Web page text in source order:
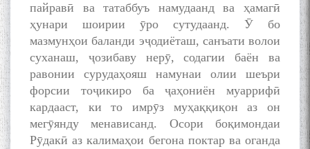
пайравӣ ва татаббуъ намудаанд ва ҳамагӣ
ҳунари шоирии ӯро сутудаанд. Ӯ бо
мазмунҳои баланди эҷодиёташ, санъати волои
суханаш, ҷозибаву нерӯ, содагии баён ва
равонии сурудаҳояш намунаи олии шеъри
форсии тоҷикиро ба ҷаҳониён муаррифӣ
кардааст, ки то имрӯз муҳаққиқон аз он
мегӯянду менависанд. Осори боқимондаи
Рӯдакӣ аз калимаҳои бегона поктар ва оганда
Дар Академияи миллии
илмҳои Тоҷикистон бахшида
ба 100-солагии мунаққиду
адабиётшинос Соҳиб
Табаров ҳамоиши илмӣ-
назариявӣ баргузор гардид.